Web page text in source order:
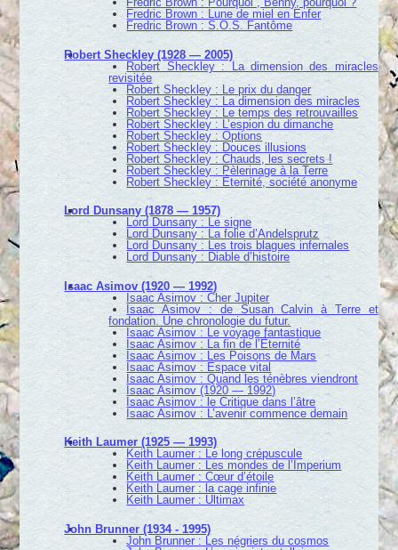
Fredric Brown : Lune de miel en Enfer
Fredric Brown : S.O.S. Fantôme
Robert Sheckley (1928 — 2005)
Robert Sheckley : La dimension des miracles
revisitée
Robert Sheckley : Le prix du danger
Robert Sheckley : La dimension des miracles
Robert Sheckley : Le temps des retrouvailles
Robert Sheckley : L’espion du dimanche
Robert Sheckley : Options
Robert Sheckley : Douces illusions
Robert Sheckley : Chauds, les secrets !
Robert Sheckley : Pèlerinage à la Terre
Robert Sheckley : Éternité, société anonyme
Lord Dunsany (1878 — 1957)
Lord Dunsany : Le signe
Lord Dunsany : La folie d’Andelsprutz
Lord Dunsany : Les trois blagues infernales
Lord Dunsany : Diable d’histoire
Isaac Asimov (1920 — 1992)
Isaac Asimov : Cher Jupiter
Isaac Asimov : de Susan Calvin à Terre et
fondation. Une chronologie du futur.
Isaac Asimov : Le voyage fantastique
Isaac Asimov : La fin de l’Éternité
Isaac Asimov : Les Poisons de Mars
Isaac Asimov : Espace vital
Isaac Asimov : Quand les ténèbres viendront
Isaac Asimov (1920 — 1992)
Isaac Asimov : le Critique dans l’âtre
Isaac Asimov : L’avenir commence demain
Keith Laumer (1925 — 1993)
Keith Laumer : Le long crépuscule
Keith Laumer : Les mondes de l’Imperium
Keith Laumer : Cœur d’étoile
Keith Laumer : la cage infinie
Keith Laumer : Ultimax
John Brunner (1934 - 1995)
John Brunner : Les négriers du cosmos